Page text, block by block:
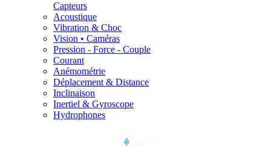
Capteurs
Acoustique
Vibration & Choc
Vision • Caméras
Pression - Force - Couple
Courant
Anémométrie
Déplacement & Distance
Inclinaison
Inertiel & Gyroscope
Hydrophones